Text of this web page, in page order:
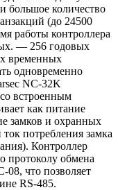
большое количество
(до 24500
работы контроллера
— 256 годовых
временных
одновременно
NC-32K
встроенным
как питание
замков и охранных
потребления замка
Контроллер
протоколу обмена
08, что позволяет
RS-485.